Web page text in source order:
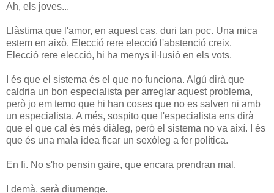
Ah, els joves...
Llàstima que l'amor, en aquest cas, duri tan poc. Una mica
estem en això. Elecció rere elecció l'abstenció creix.
Elecció rere elecció, hi ha menys il·lusió en els vots.
I és que el sistema és el que no funciona. Algú dirà que
caldria un bon especialista per arreglar aquest problema,
però jo em temo que hi han coses que no es salven ni amb
un especialista. A més, sospito que l'especialista ens dirà
que el que cal és més diàleg, però el sistema no va així. I és
que és una mala idea ficar un sexòleg a fer política.
En fi. No s'ho pensin gaire, que encara prendran mal.
I demà, serà diumenge.